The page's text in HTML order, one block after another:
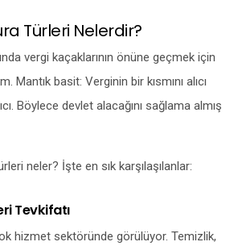
Türleri Nelerdir?
vergi kaçaklarının önüne geçmek için
basit: Verginin bir kısmını alıcı
Böylece devlet alacağını sağlama almış
neler? İşte en sık karşılaşılanlar:
Tevkifatı
hizmet sektöründe görülüyor. Temizlik,